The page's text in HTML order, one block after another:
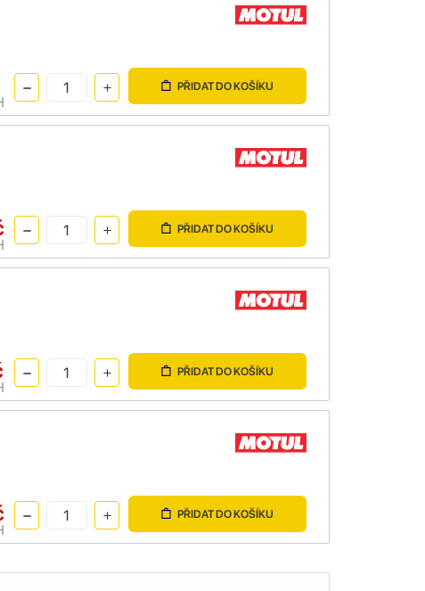
PŘIDAT DO KOŠÍKU
PŘIDAT DO KOŠÍKU
PŘIDAT DO KOŠÍKU
PŘIDAT DO KOŠÍKU